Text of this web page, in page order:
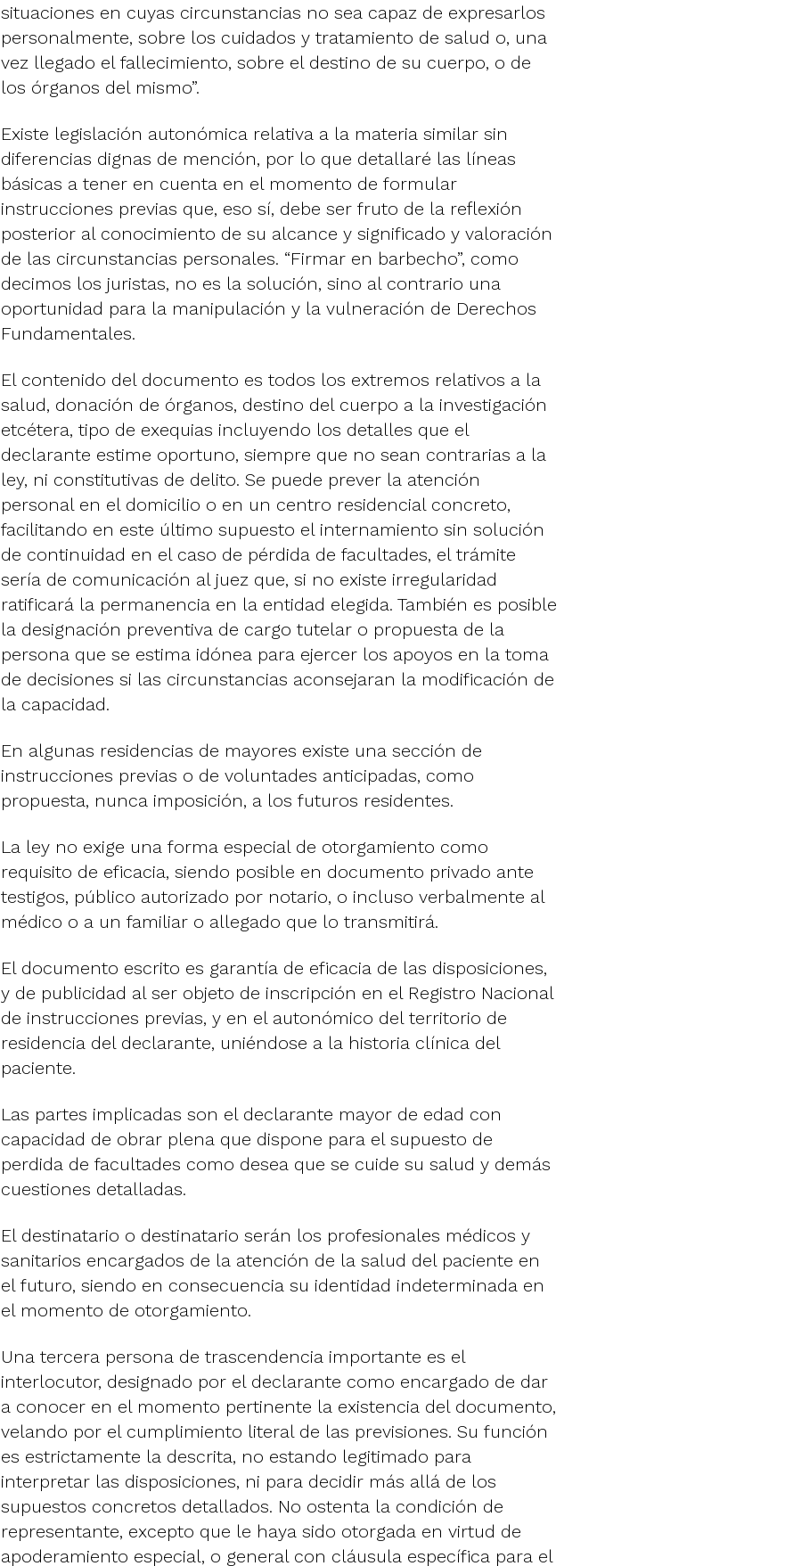
situaciones en cuyas circunstancias no sea capaz de expresarlos
personalmente, sobre los cuidados y tratamiento de salud o, una
vez llegado el fallecimiento, sobre el destino de su cuerpo, o de
los órganos del mismo”.
Existe legislación autonómica relativa a la materia similar sin
diferencias dignas de mención, por lo que detallaré las líneas
básicas a tener en cuenta en el momento de formular
instrucciones previas que, eso sí, debe ser fruto de la reflexión
posterior al conocimiento de su alcance y significado y valoración
de las circunstancias personales. “Firmar en barbecho”, como
decimos los juristas, no es la solución, sino al contrario una
oportunidad para la manipulación y la vulneración de Derechos
Fundamentales.
El contenido del documento es todos los extremos relativos a la
salud, donación de órganos, destino del cuerpo a la investigación
etcétera, tipo de exequias incluyendo los detalles que el
declarante estime oportuno, siempre que no sean contrarias a la
ley, ni constitutivas de delito. Se puede prever la atención
personal en el domicilio o en un centro residencial concreto,
facilitando en este último supuesto el internamiento sin solución
de continuidad en el caso de pérdida de facultades, el trámite
sería de comunicación al juez que, si no existe irregularidad
ratificará la permanencia en la entidad elegida. También es posible
la designación preventiva de cargo tutelar o propuesta de la
persona que se estima idónea para ejercer los apoyos en la toma
de decisiones si las circunstancias aconsejaran la modificación de
la capacidad.
En algunas residencias de mayores existe una sección de
instrucciones previas o de voluntades anticipadas, como
propuesta, nunca imposición, a los futuros residentes.
La ley no exige una forma especial de otorgamiento como
requisito de eficacia, siendo posible en documento privado ante
testigos, público autorizado por notario, o incluso verbalmente al
médico o a un familiar o allegado que lo transmitirá.
El documento escrito es garantía de eficacia de las disposiciones,
y de publicidad al ser objeto de inscripción en el Registro Nacional
de instrucciones previas, y en el autonómico del territorio de
residencia del declarante, uniéndose a la historia clínica del
paciente.
Las partes implicadas son el declarante mayor de edad con
capacidad de obrar plena que dispone para el supuesto de
perdida de facultades como desea que se cuide su salud y demás
cuestiones detalladas.
El destinatario o destinatario serán los profesionales médicos y
sanitarios encargados de la atención de la salud del paciente en
el futuro, siendo en consecuencia su identidad indeterminada en
el momento de otorgamiento.
Una tercera persona de trascendencia importante es el
interlocutor, designado por el declarante como encargado de dar
a conocer en el momento pertinente la existencia del documento,
velando por el cumplimiento literal de las previsiones. Su función
es estrictamente la descrita, no estando legitimado para
interpretar las disposiciones, ni para decidir más allá de los
supuestos concretos detallados. No ostenta la condición de
representante, excepto que le haya sido otorgada en virtud de
apoderamiento especial, o general con cláusula específica para el